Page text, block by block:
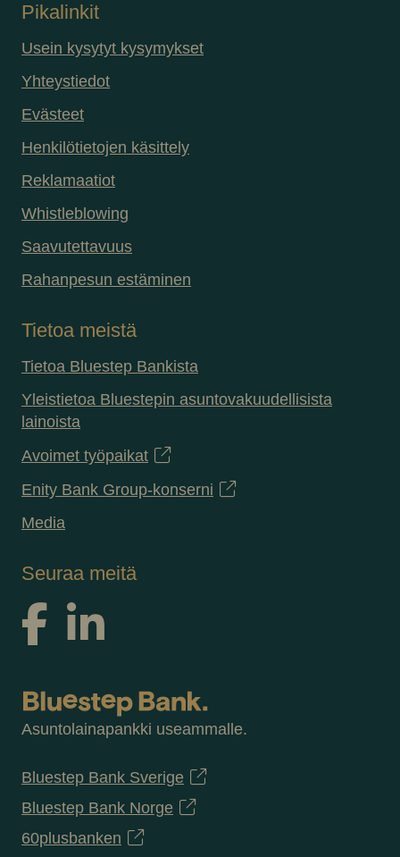
Asuntolainapankki useammalle.
Pikalinkit
Usein kysytyt kysymykset
Yhteystiedot
Evästeet
Henkilötietojen käsittely
Reklamaatiot
Whistleblowing
Saavutettavuus
Rahanpesun estäminen
Tietoa meistä
Tietoa Bluestep Bankista
Yleistietoa Bluestepin asuntovakuudellisista
lainoista
Avoimet työpaikat
Enity Bank Group-konserni
Media
Seuraa meitä
Bluestep Bank Sverige
Bluestep Bank Norge
60plusbanken